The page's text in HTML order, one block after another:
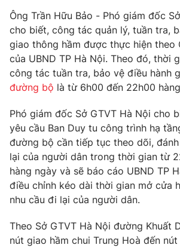
Hậu trường
Nhân vật
Khán giả
Giải sao mai
Điện ảnh
Âm nhạc
Sao
Đời sống
Du lịch
Làm đẹp
Giáo dục
Tuyển sinh
Học trực tuyến
Công nghệ
Hitech Công nghệ tương lai
Sản phẩm
Thị trường
Tư vấn
Giao lưu trực tuyến
Lịch phát sóng
Emagazine Podcast
Ông Trần Hữu Bảo - Phó giám đốc
cho biết, công tác quản lý, tuần tra,
giao thông hầm được thực hiện theo
của UBND TP Hà Nội. Theo đó, thời
công tác tuần tra, bảo vệ điều hành
đường bộ là từ 6h00 đến 22h00
Phó giám đốc Sở GTVT Hà Nội cho
yêu cầu Ban Duy tu công trình hạ
đường bộ cần tiếp tục theo dõi,
lại của người dân trong thời gian từ
hàng ngày và sẽ báo cáo UBND TP
điều chỉnh kéo dài thời gian mở cửa
nhu cầu đi lại của người dân.
Theo Sở GTVT Hà Nội đường Khuất
nút giao hầm chui Trung Hoà đến